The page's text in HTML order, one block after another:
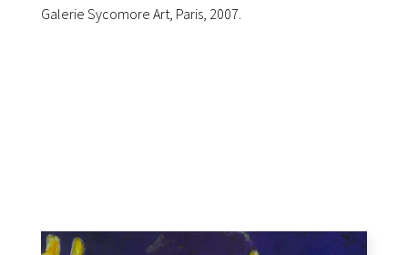
Galerie Sycomore Art, Paris, 2007.